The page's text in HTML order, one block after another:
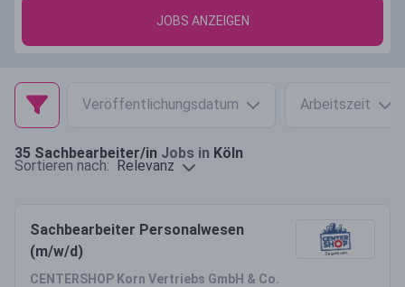
JOBS ANZEIGEN
Veröffentlichungsdatum Arbeitszeit
35 Sachbearbeiter/in Jobs in Köln
Sortieren nach: Relevanz
Sachbearbeiter Personalwesen
(m/w/d)
CENTERSHOP Korn Vertriebs GmbH & Co.